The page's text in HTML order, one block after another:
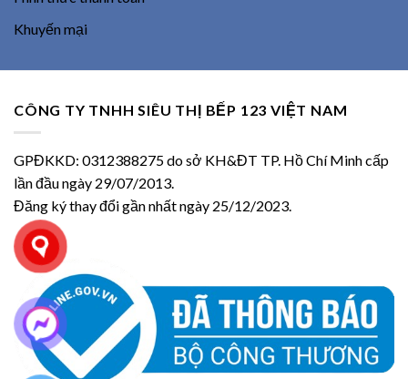
Khuyến mại
CÔNG TY TNHH SIÊU THỊ BẾP 123 VIỆT NAM
GPĐKKD: 0312388275 do sở KH&ĐT TP. Hồ Chí Minh cấp
lần đầu ngày 29/07/2013.
Đăng ký thay đổi gần nhất ngày 25/12/2023.